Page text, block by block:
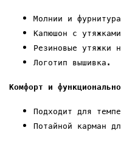
Молнии и
Капюшон с
Резиновые утяжки
Логотип вышивка .
Комфорт и
Подходит для
Потайной карман